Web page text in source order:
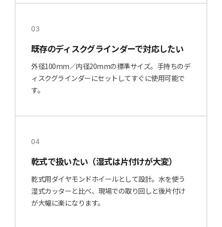
03
既存のディスクグラインダーで対応したい
外径100mm／内径20mmの標準サイズ。手持ちのデ
ィスクグラインダーにセットしてすぐに使用可能で
す。
04
乾式で扱いたい（湿式は片付けが大変）
乾式用ダイヤモンドホイールとして設計。水を使う
湿式カッターと比べ、現場での取り回しと後片付け
が大幅に楽になります。